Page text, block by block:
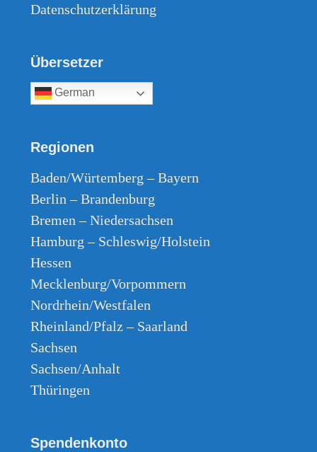
Datenschutzerklärung
Übersetzer
German
Regionen
Baden/Würtemberg – Bayern
Berlin – Brandenburg
Bremen – Niedersachsen
Hamburg – Schleswig/Holstein
Hessen
Mecklenburg/Vorpommern
Nordrhein/Westfalen
Rheinland/Pfalz – Saarland
Sachsen
Sachsen/Anhalt
Thüringen
Spendenkonto